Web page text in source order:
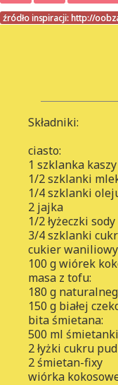
źródło inspiracji: http://
Składniki:
ciasto:
1 szklanka
1/2 szklanki
1/4 szklanki
2 jajka
1/2 łyżeczki sody
3/4 szklanki
cukier waniliowy
100 g wiórek
masa z tofu:
180 g
150 g białej
bita śmietana:
500 ml
2 łyżki cukru
2 śmietan-fixy
wiórka